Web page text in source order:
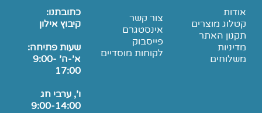
אודות
קטלוג מוצרים
תקנון האתר
מדיניות
משלוחים
צור קשר
אינסטגרם
פייסבוק
לקוחות מוסדיים
כתובתנו:
קיבוץ אילון
שעות פתיחה:
א'-ה' 9:00-
17:00
ו', ערבי חג
9:00-14:00